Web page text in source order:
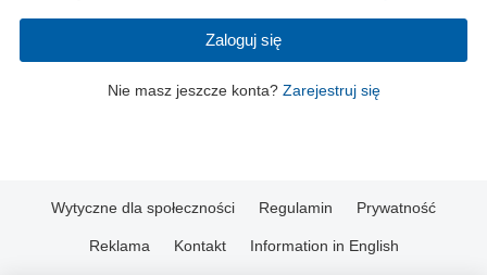
Zaloguj się
Nie masz jeszcze konta? Zarejestruj się
Wytyczne dla społeczności Regulamin Prywatność
Reklama Kontakt Information in English